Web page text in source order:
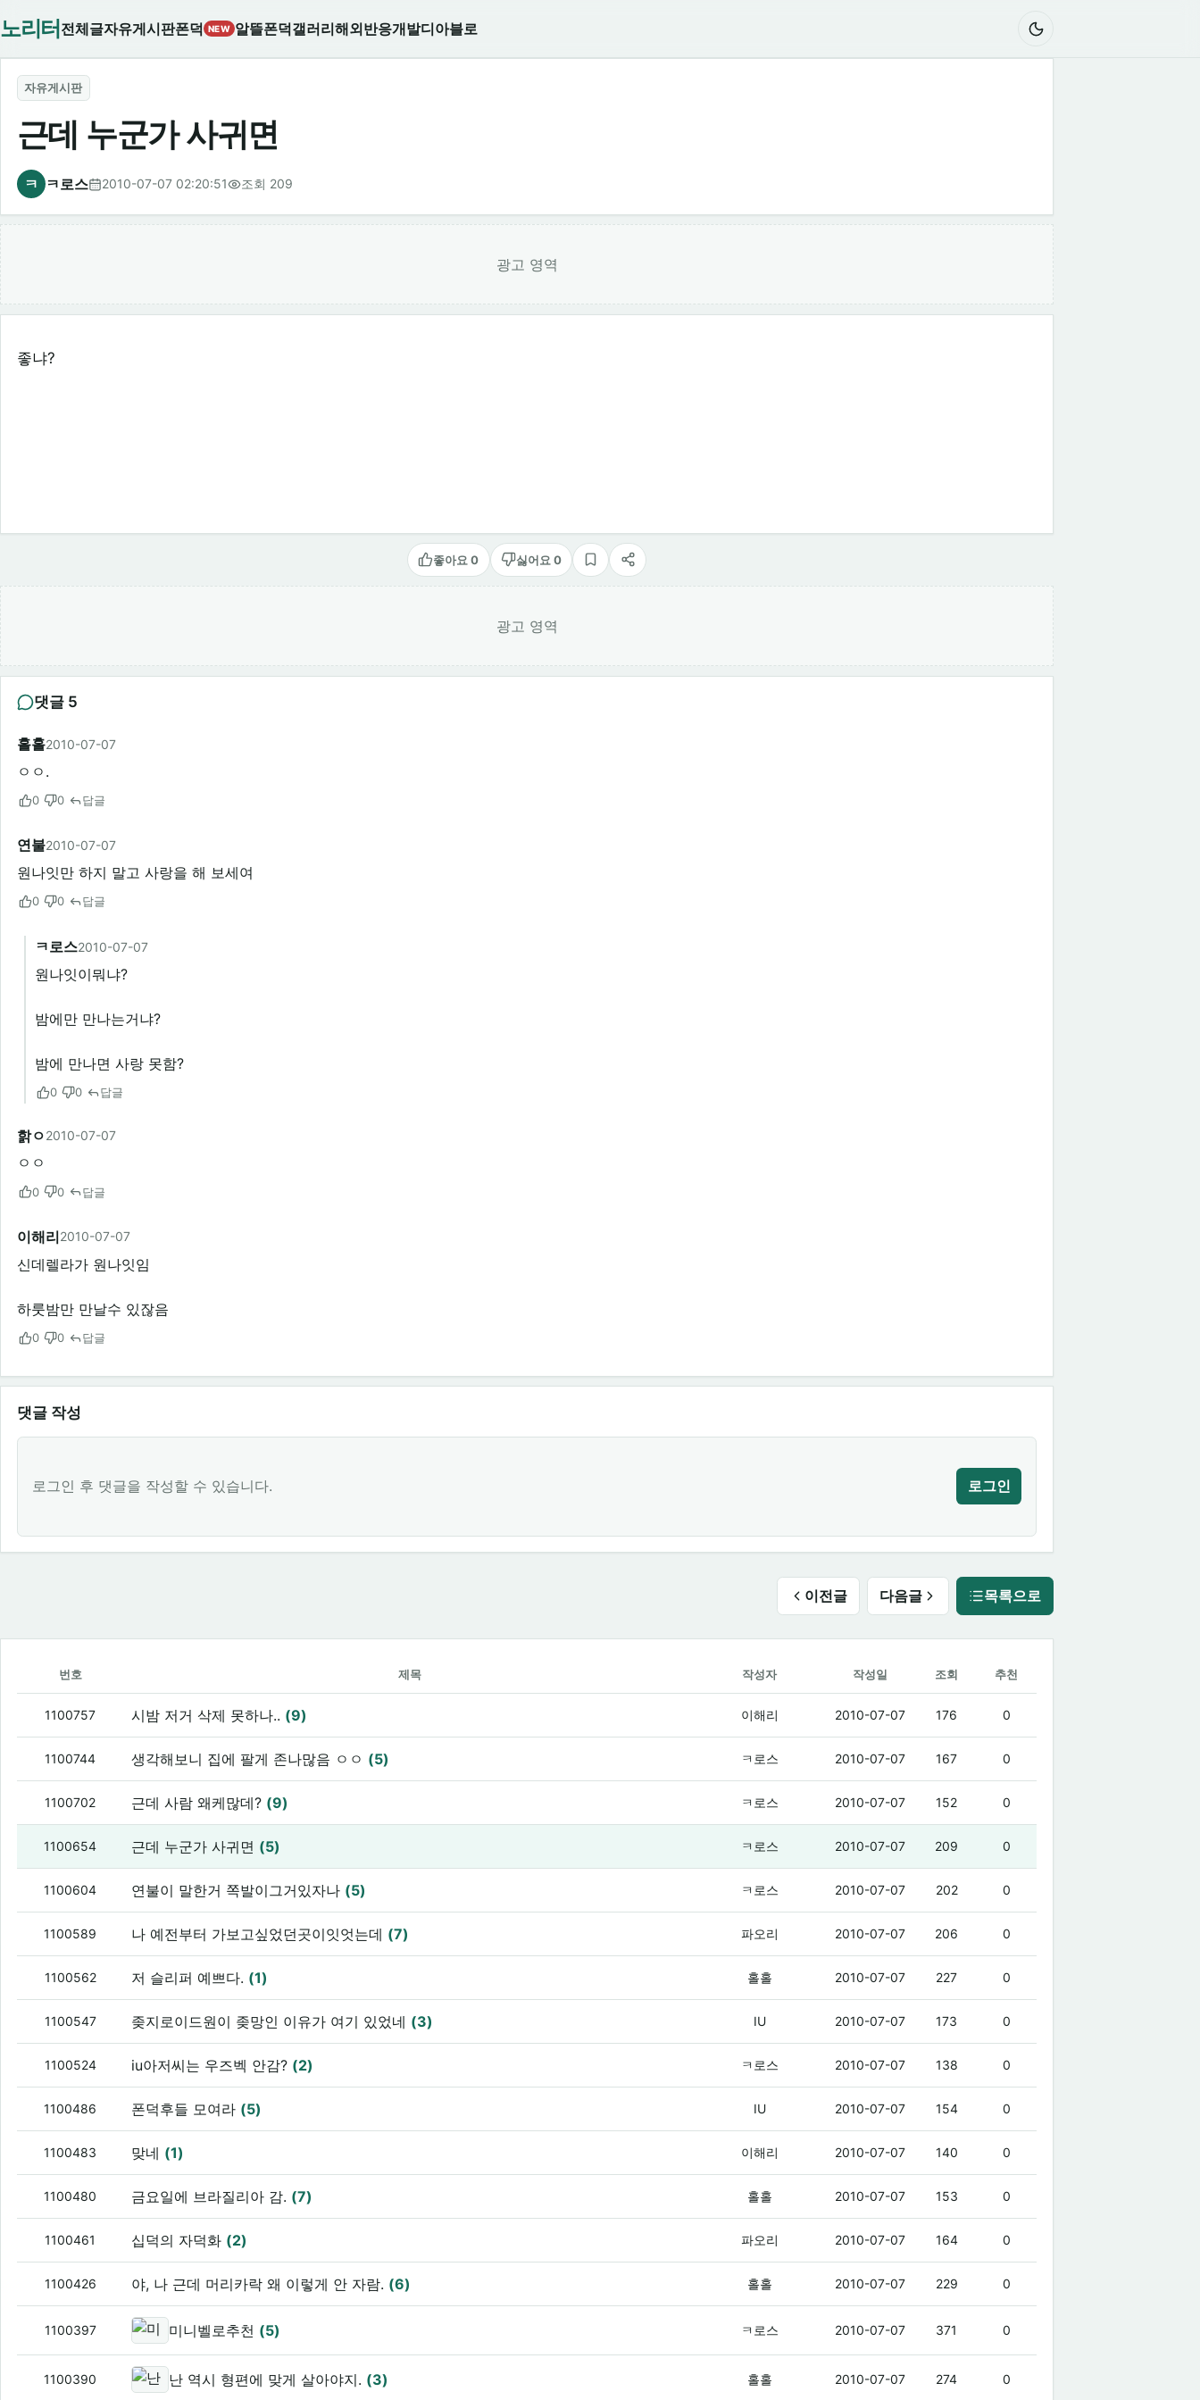
노리터 전체글자유게시판폰덕 NEW 알뜰폰덕갤러리해외반응개발디아블로
자유게시판
근데 누군가 사귀면
ㅋ ㅋ로스 2010-07-07 02:20:51 조회 209
광고 영역
좋냐?
좋아요 0 싫어요 0
스크랩공유
광고 영역
댓글 5
홀홀2010-07-07
ㅇㅇ.
0 0 답글
연불2010-07-07
원나잇만 하지 말고 사랑을 해 보세여
0 0 답글
ㅋ로스2010-07-07
원나잇이뭐냐?
밤에만 만나는거냐?
밤에 만나면 사랑 못함?
0 0 답글
핡ㅇ2010-07-07
ㅇㅇ
0 0 답글
이해리2010-07-07
신데렐라가 원나잇임
하룻밤만 만날수 있잖음
0 0 답글
댓글 작성
로그인 후 댓글을 작성할 수 있습니다. 로그인
이전글 다음글 목록으로
번호 제목 작성자 작성일 조회 추천
1100757 시밤 저거 삭제 못하나.. (9) 이해리 2010-07-07 176 0
1100744 생각해보니 집에 팔게 존나많음 ㅇㅇ (5) ㅋ로스 2010-07-07 167 0
1100702 근데 사람 왜케많데? (9) ㅋ로스 2010-07-07 152 0
1100654 근데 누군가 사귀면 (5) ㅋ로스 2010-07-07 209 0
1100604 연불이 말한거 쪽발이그거있자나 (5) ㅋ로스 2010-07-07 202 0
1100589 나 예전부터 가보고싶었던곳이잇엇는데 (7) 파오리 2010-07-07 206 0
1100562 저 슬리퍼 예쁘다. (1) 홀홀 2010-07-07 227 0
1100547 좆지로이드원이 좆망인 이유가 여기 있었네 (3) IU 2010-07-07 173 0
1100524 iu아저씨는 우즈벡 안감? (2) ㅋ로스 2010-07-07 138 0
1100486 폰덕후들 모여라 (5) IU 2010-07-07 154 0
1100483 맞네 (1) 이해리 2010-07-07 140 0
1100480 금요일에 브라질리아 감. (7) 홀홀 2010-07-07 153 0
1100461 십덕의 자덕화 (2) 파오리 2010-07-07 164 0
1100426 야, 나 근데 머리카락 왜 이렇게 안 자람. (6) 홀홀 2010-07-07 229 0
1100397 미니벨로추천 (5) ㅋ로스 2010-07-07 371 0
1100390 난 역시 형편에 맞게 살아야지. (3) 홀홀 2010-07-07 274 0